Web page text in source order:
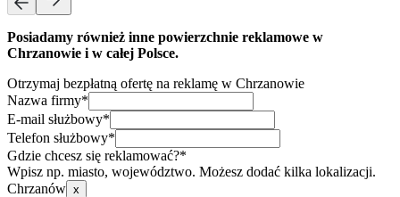
Posiadamy również inne powierzchnie reklamowe w
Chrzanowie i w całej Polsce.
Otrzymaj bezpłatną ofertę na reklamę w Chrzanowie
Nazwa firmy*
E-mail służbowy*
Telefon służbowy*
Gdzie chcesz się reklamować?*
Wpisz np. miasto, województwo. Możesz dodać kilka lokalizacji.
Chrzanów x